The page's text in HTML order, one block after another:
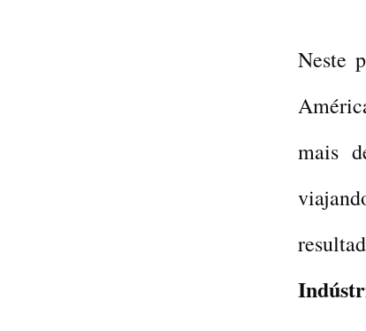
Neste
mais